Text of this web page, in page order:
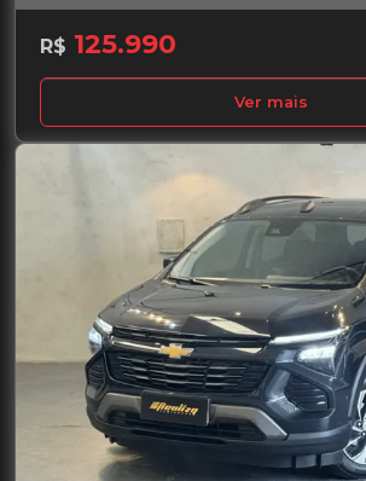
R$ 125.990
Ver mais